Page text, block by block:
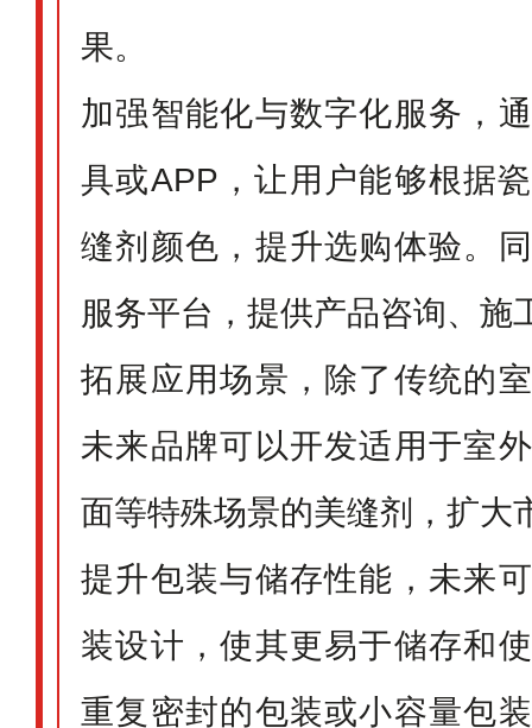
果。
加强智能化与数字化服务，
具或APP，让用户能够根据
缝剂颜色，提升选购体验。
服务平台，提供产品咨询、施
拓展应用场景，除了传统的
未来品牌可以开发适用于室
面等特殊场景的美缝剂，扩大
提升包装与储存性能，未来
装设计，使其更易于储存和
重复密封的包装或小容量包